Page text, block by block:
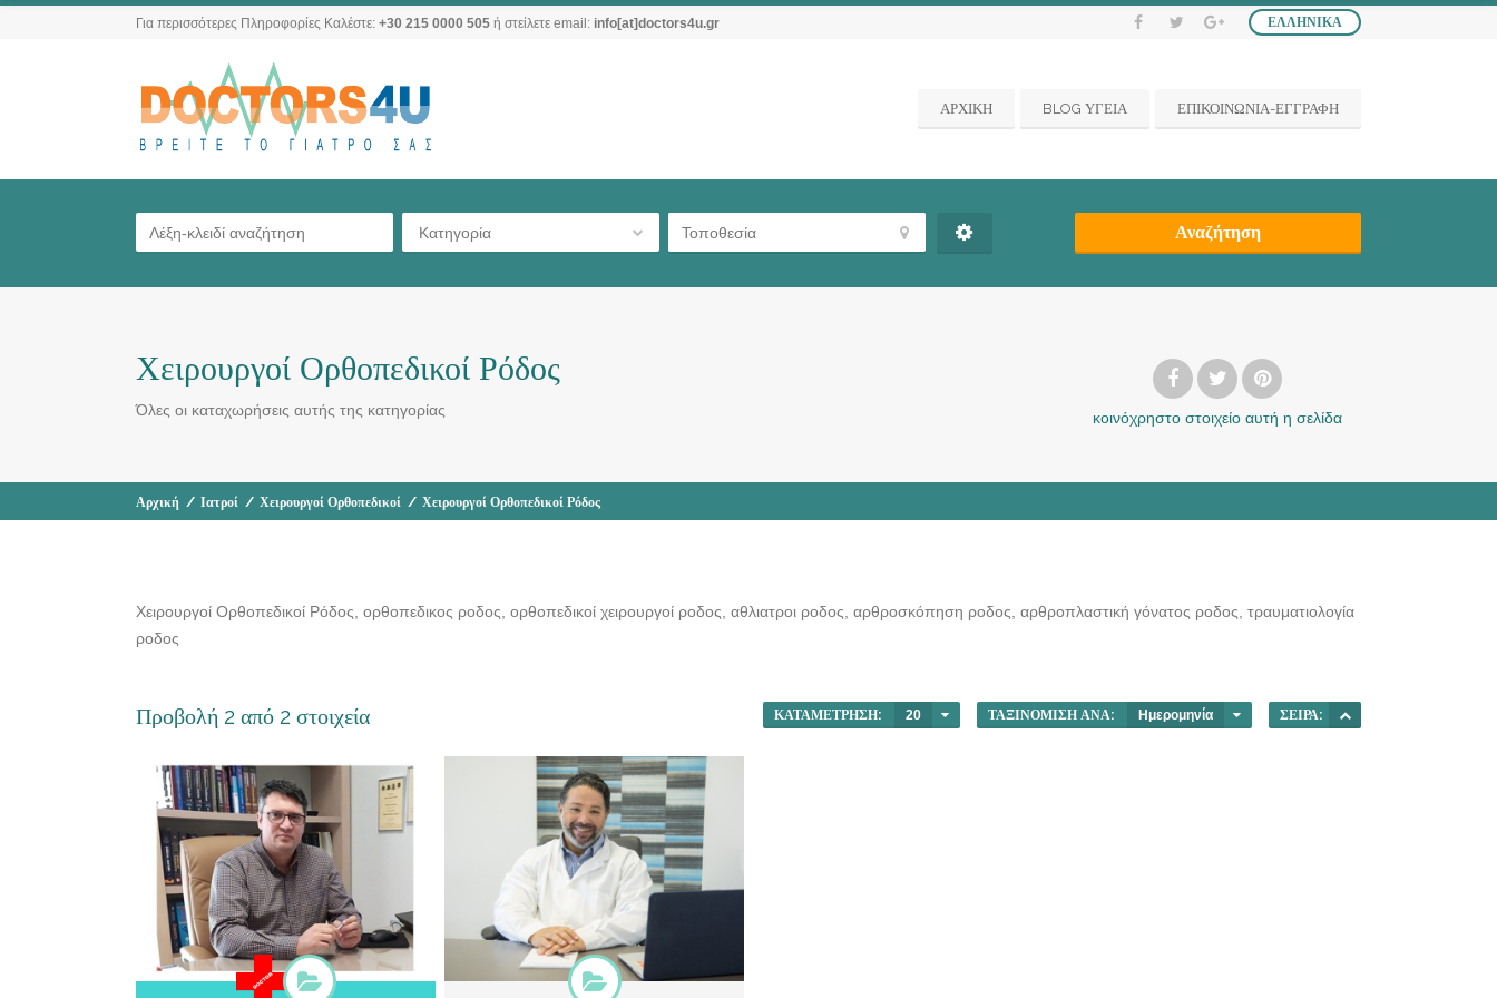
ΕΛΛΗΝΙΚΆ
Για περισσότερες Πληροφορίες Καλέστε: +30 215 0000 505 ή στείλετε email: info[at]doctors4u.gr
ΑΡΧΙΚΗ BLOG ΥΓΕΙΑ ΕΠΙΚΟΙΝΩΝΙΑ-ΕΓΓΡΑΦΗ
Κατηγορία Αναζήτηση
Χειρουργοί Ορθοπεδικοί Ρόδος
Όλες οι καταχωρήσεις αυτής της κατηγορίας κοινόχρηστο στοιχείο αυτή η σελίδα
Αρχική / Ιατροί / Χειρουργοί Ορθοπεδικοί / Χειρουργοί Ορθοπεδικοί Ρόδος
Χειρουργοί Ορθοπεδικοί Ρόδος, ορθοπεδικος ροδος, ορθοπεδικοί χειρουργοί ροδος, αθλιατροι ροδος, αρθροσκόπηση ροδος, αρθροπλαστική γόνατος ροδος, τραυματιολογία
ροδος
Προβολή 2 από 2 στοιχεία ΚΑΤΑΜΈΤΡΗΣΗ: 20 ΤΑΞΙΝΌΜΙΣΗ ΑΝΆ: Ημερομηνία ΣΕΙΡΆ: